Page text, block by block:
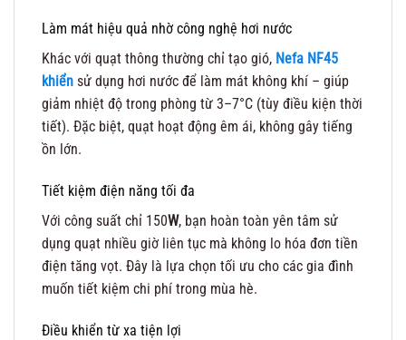
Làm mát hiệu quả nhờ công nghệ hơi nước
Khác với quạt thông thường chỉ tạo gió, Nefa NF45
khiển sử dụng hơi nước để làm mát không khí – giúp
giảm nhiệt độ trong phòng từ 3–7°C (tùy điều kiện thời
tiết). Đặc biệt, quạt hoạt động êm ái, không gây tiếng
ồn lớn.
Tiết kiệm điện năng tối đa
Với công suất chỉ 150W, bạn hoàn toàn yên tâm sử
dụng quạt nhiều giờ liên tục mà không lo hóa đơn tiền
điện tăng vọt. Đây là lựa chọn tối ưu cho các gia đình
muốn tiết kiệm chi phí trong mùa hè.
Điều khiển từ xa tiện lợi